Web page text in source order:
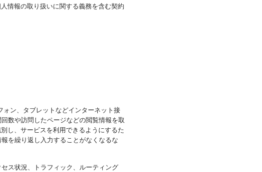
情報の取り扱いに関する義務を含む契約
ン、タブレットなどインターネット接
数や訪問したページなどの閲覧情報を取
し、サービスを利用できるようにするた
を繰り返し入力することがなくなるな
ス状況、トラフィック、ルーティング